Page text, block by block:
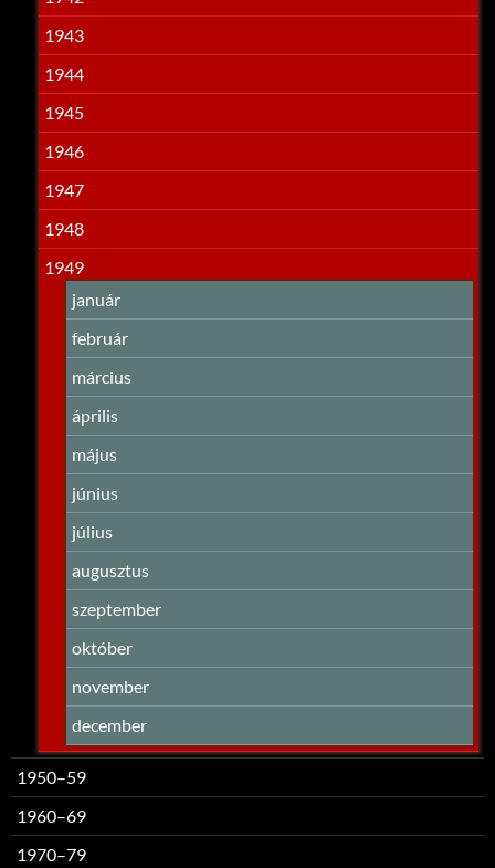
1943
1944
1945
1946
1947
1948
1949
január
február
március
április
május
június
július
augusztus
szeptember
október
november
december
1950–59
1960–69
1970–79